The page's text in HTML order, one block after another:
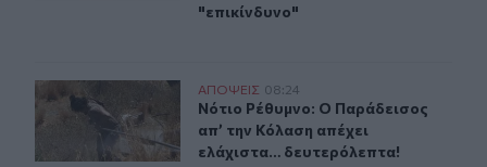
"επικίνδυνο"
Νότιο Ρέθυμνο: Ο Παράδεισος απ’ την Κόλαση απέχει
ΑΠΟΨΕΙΣ 08:24
Νότιο Ρέθυμνο: Ο Παράδεισος απ’
Νότιο Ρέθυμνο: Ο Παράδεισος
απ’ την Κόλαση απέχει
ελάχιστα… δευτερόλεπτα!